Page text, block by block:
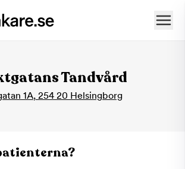
Tandvård
1A, 254 20 Helsingborg